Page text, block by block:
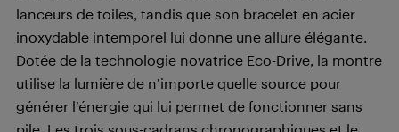
lanceurs de toiles, tandis que son bracelet en acier
inoxydable intemporel lui donne une allure élégante.
Dotée de la technologie novatrice Eco-Drive, la montre
utilise la lumière de n’importe quelle source pour
générer l’énergie qui lui permet de fonctionner sans